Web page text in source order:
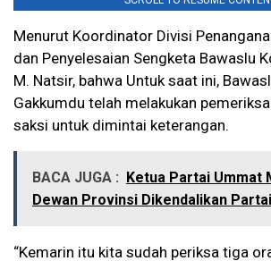
Menurut Koordinator Divisi
dan Penyelesaian Sengketa Bawaslu
M. Natsir, bahwa Untuk saat ini,
Gakkumdu telah melakukan
saksi untuk dimintai keterangan.
BACA JUGA :
Ketua Partai Ummat
Dewan Provinsi Dikendalikan Partai
“Kemarin itu kita sudah periksa tiga